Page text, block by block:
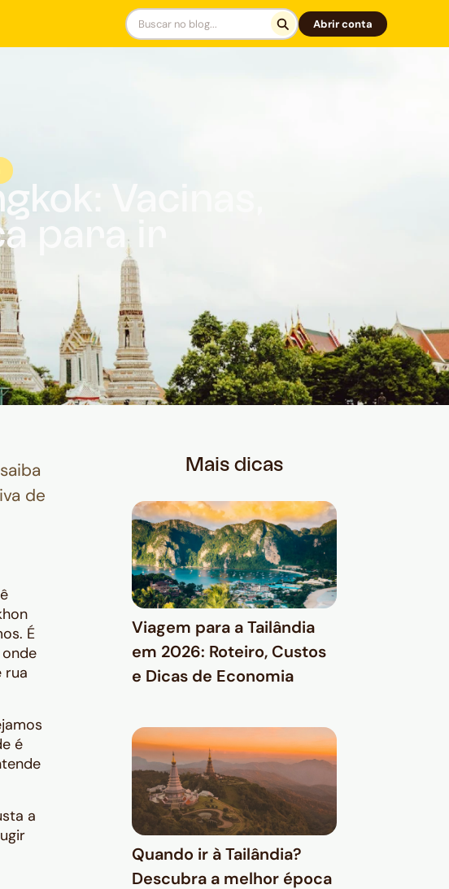
Abrir conta
Vacinas,
para ir
de
É
rua
é
a
Mais dicas
Viagem para a Tailândia
em 2026: Roteiro, Custos
e Dicas de Economia
Quando ir à Tailândia?
Descubra a melhor época